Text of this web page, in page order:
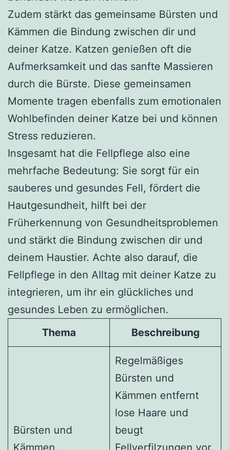
Zudem stärkt das gemeinsame Bürsten und
Kämmen die Bindung zwischen dir und
deiner Katze. Katzen genießen oft die
Aufmerksamkeit und das sanfte Massieren
durch die Bürste. Diese gemeinsamen
Momente tragen ebenfalls zum emotionalen
Wohlbefinden deiner Katze bei und können
Stress reduzieren.
Insgesamt hat die Fellpflege also eine
mehrfache Bedeutung: Sie sorgt für ein
sauberes und gesundes Fell, fördert die
Hautgesundheit, hilft bei der
Früherkennung von Gesundheitsproblemen
und stärkt die Bindung zwischen dir und
deinem Haustier. Achte also darauf, die
Fellpflege in den Alltag mit deiner Katze zu
integrieren, um ihr ein glückliches und
gesundes Leben zu ermöglichen.
Thema
Beschreibung
Bürsten und
Kämmen
Regelmäßiges
Bürsten und
Kämmen entfernt
lose Haare und
beugt
Fellverfilzungen vor.